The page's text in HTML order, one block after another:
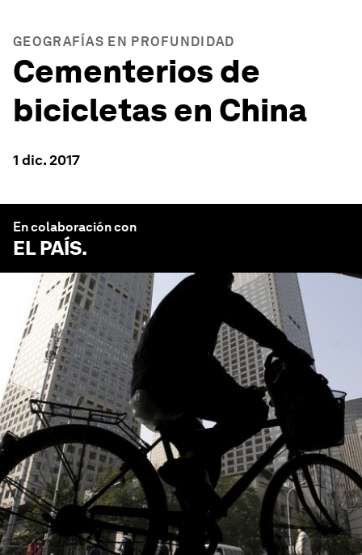
GEOGRAFÍAS EN PROFUNDIDAD
Cementerios de
bicicletas en China
1 dic. 2017
En colaboración con
EL PAÍS.